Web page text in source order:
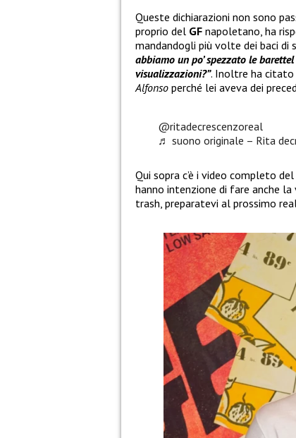
Queste dichiarazioni non sono
proprio del GF napoletano, ha
mandandogli più volte dei baci
abbiamo un po’ spezzato le
visualizzazioni?”. Inoltre ha citato
Alfonso perché lei aveva dei
@ritadecrescenzoreal
♬ suono originale – Rita
Qui sopra c’è i video completo
hanno intenzione di fare anche la
trash, preparatevi al prossimo